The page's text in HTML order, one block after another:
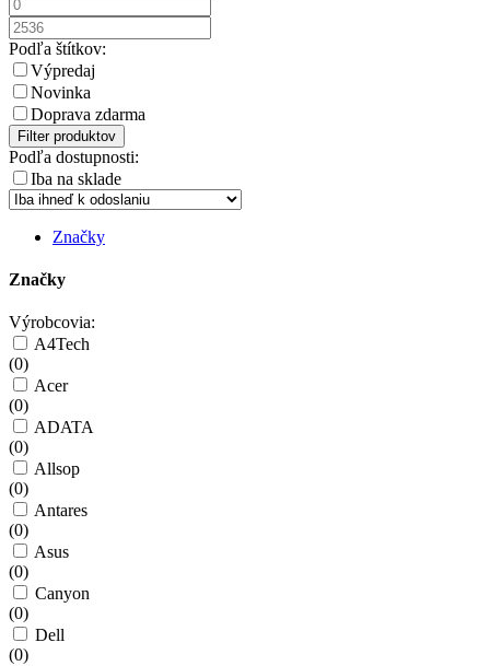
Podľa štítkov:
Výpredaj
Novinka
Doprava zdarma
Filter produktov
Podľa dostupnosti:
Iba na sklade
Značky
Značky
Výrobcovia:
A4Tech
(0)
Acer
(0)
ADATA
(0)
Allsop
(0)
Antares
(0)
Asus
(0)
Canyon
(0)
Dell
(0)